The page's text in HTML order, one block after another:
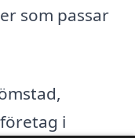
som passar
i